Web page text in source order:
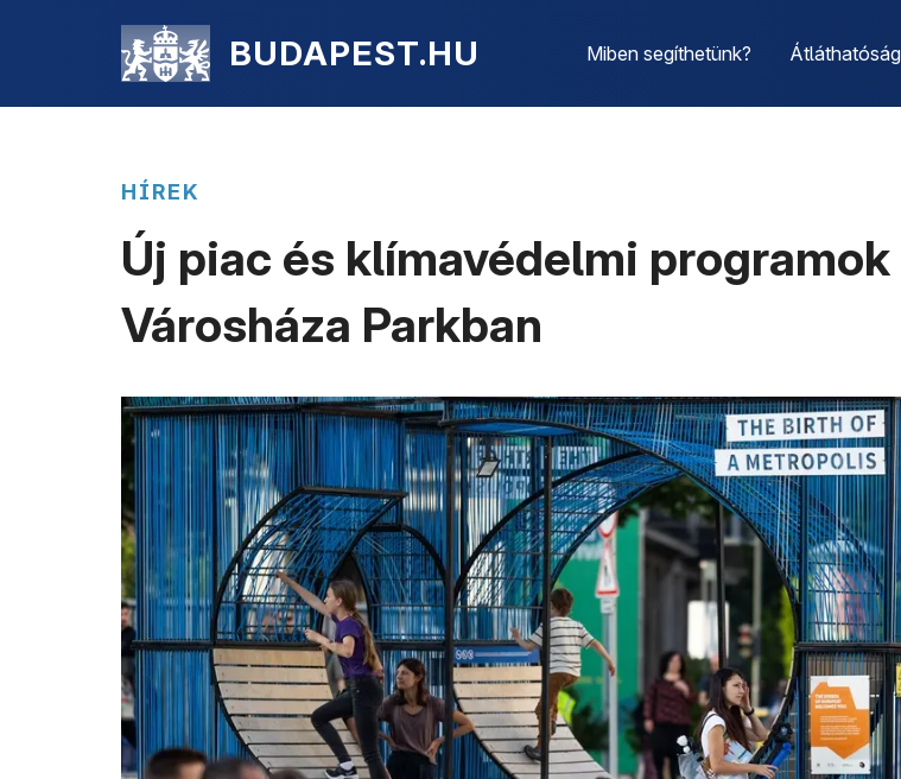
BUDAPEST.HU Miben segíthetünk? Átláthatóság
HÍREK
Új piac és klímavédelmi
Városháza Parkban